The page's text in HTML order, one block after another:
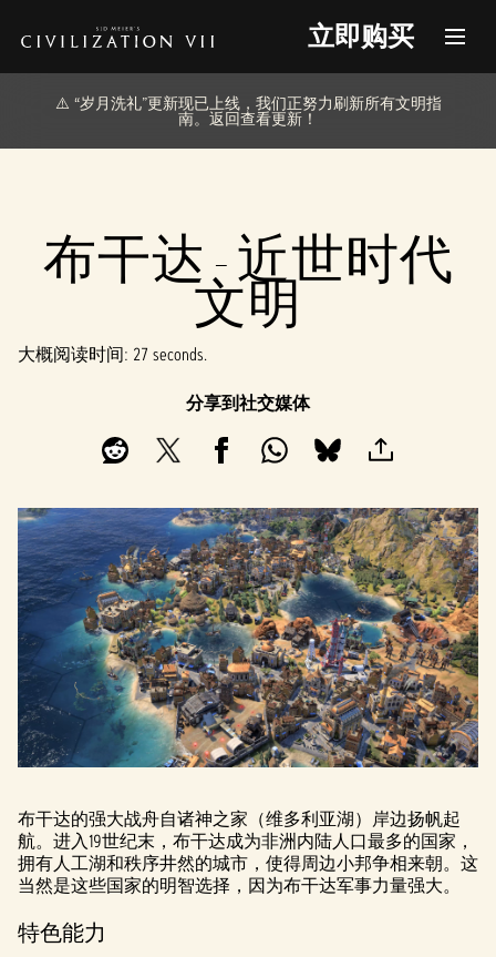
立即购买
⚠️ “岁月洗礼”更新现已上线，我们正努力刷新所有文明指
南。返回查看更新！
布干达 - 近世时代
文明
大概阅读时间 27 seconds
分享到社交媒体
布干达的强大战舟自诸神之家（维多利亚湖）岸边扬帆起
航。进入19世纪末，布干达成为非洲内陆人口最多的国家，
拥有人工湖和秩序井然的城市，使得周边小邦争相来朝。这
当然是这些国家的明智选择，因为布干达军事力量强大。
特色能力